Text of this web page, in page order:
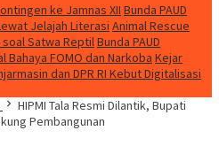
ke Jamnas XII Bunda PAUD
Jelajah Literasi Animal Rescue
soal Satwa ReptilBunda PAUD
Bahaya FOMO dan Narkoba Kejar
dan DPR RI Kebut Digitalisasi
HIPMI Tala Resmi Dilantik, Bupati
Pembangunan